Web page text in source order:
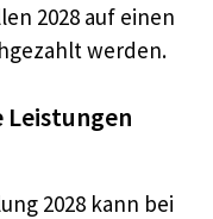
2028 auf einen
werden.​
Leistungen
2028 kann bei